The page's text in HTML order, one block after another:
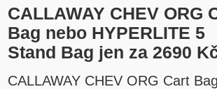
CALLAWAY CHEV ORG
Bag nebo HYPERLITE 5
Stand Bag jen za 2690
CALLAWAY CHEV ORG Cart